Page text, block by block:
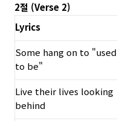
2절 (Verse 2)
Lyrics
Some hang on to "used
to be"
Live their lives looking
behind